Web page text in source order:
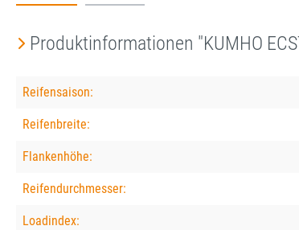
Produktinformationen "KUMHO
Reifensaison:
Reifenbreite:
Flankenhöhe:
Reifendurchmesser:
Loadindex: